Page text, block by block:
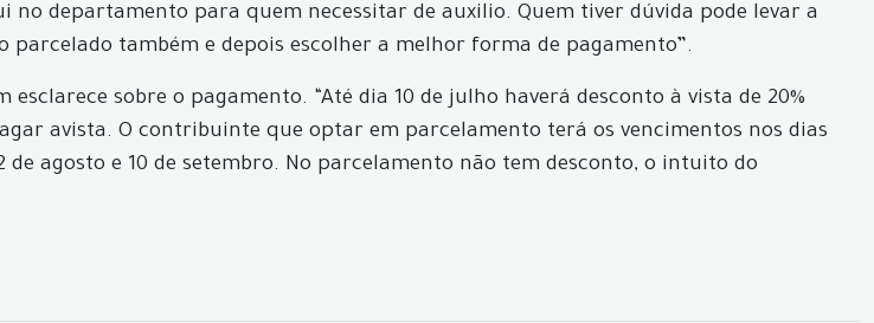
no departamento para quem necessitar de auxilio. Quem tiver dúvida pode levar a
parcelado também e depois escolher a melhor forma de pagamento”.
esclarece sobre o pagamento. “Até dia 10 de julho haverá desconto à vista de 20%
avista. O contribuinte que optar em parcelamento terá os vencimentos nos dias
de agosto e 10 de setembro. No parcelamento não tem desconto, o intuito do